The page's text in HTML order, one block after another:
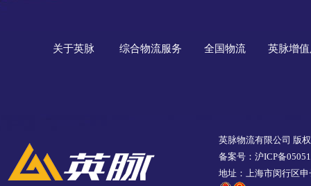
关于英脉 综合物流服务 全国物流 英脉增
英脉物流有限公司 版
备案号：沪ICP备
地址：上海市闵行区